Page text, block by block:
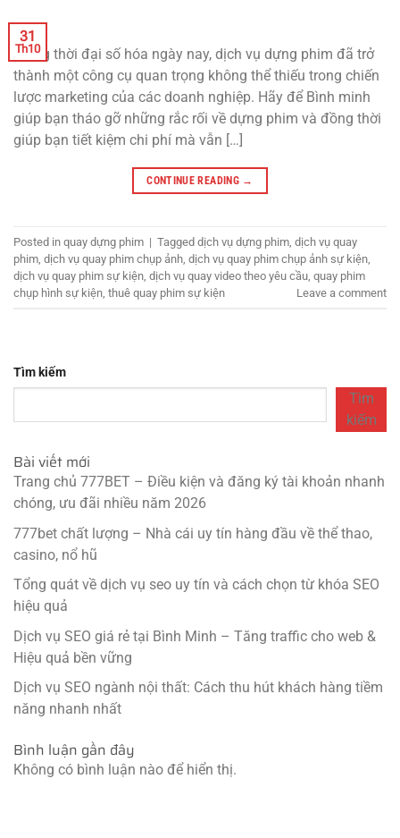
31
Th10
Trong thời đại số hóa ngày nay, dịch vụ dựng phim đã trở
thành một công cụ quan trọng không thể thiếu trong chiến
lược marketing của các doanh nghiệp. Hãy để Bình minh
giúp bạn tháo gỡ những rắc rối về dựng phim và đồng thời
giúp bạn tiết kiệm chi phí mà vẫn […]
CONTINUE READING →
Posted in quay dựng phim | Tagged dịch vụ dựng phim dịch vụ quay
phim dịch vụ quay phim chụp ảnh dịch vụ quay phim chụp ảnh sự kiện
dịch vụ quay phim sự kiện dịch vụ quay video theo yêu cầu quay phim
chụp hình sự kiện thuê quay phim sự kiện Leave a comment
Tìm kiếm
Tìm
kiếm
Bài viết mới
Trang chủ 777BET – Điều kiện và đăng ký tài khoản nhanh
chóng, ưu đãi nhiều năm 2026
777bet chất lượng – Nhà cái uy tín hàng đầu về thể thao,
casino, nổ hũ
Tổng quát về dịch vụ seo uy tín và cách chọn từ khóa SEO
hiệu quả
Dịch vụ SEO giá rẻ tại Bình Minh – Tăng traffic cho web &
Hiệu quả bền vững
Dịch vụ SEO ngành nội thất: Cách thu hút khách hàng tiềm
năng nhanh nhất
Bình luận gần đây
Không có bình luận nào để hiển thị.